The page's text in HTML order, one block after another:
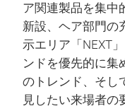
ア関連製品を集中
新設、ヘア部門の
示エリア「NEXT
ンドを優先的に集
のトレンド、そし
見したい来場者の